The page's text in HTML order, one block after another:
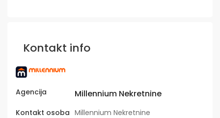
Kontakt info
Agencija Millennium Nekretnine
Kontakt osoba Millennium Nekretnine